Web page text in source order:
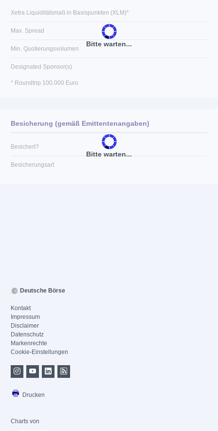
Bitte warten...
Xetra Liquiditätsmaß in Basispunkten (XLM)*
Max. Spread
Min. Quotierungsvolumen
Designated Sponsor(s)
* Roundtrip 100.000 Euro
Bitte warten...
Besicherung (gemäß Emittentenangaben)
Besichert?
Besicherungsart
Deutsche Börse
Kontakt
Impressum
Disclaimer
Datenschutz
Markenrechte
Cookie-Einstellungen
Drucken
Charts von